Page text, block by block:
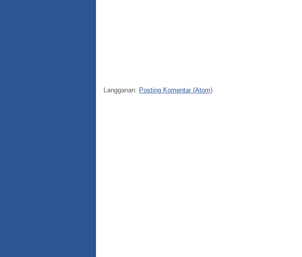
Langganan: Posting Komentar (Atom)